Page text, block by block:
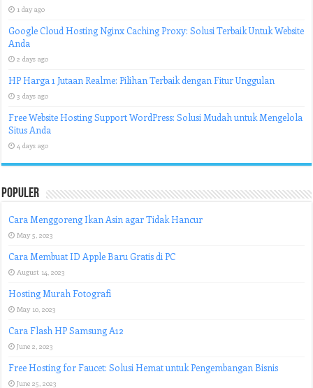
1 day ago
Google Cloud Hosting Nginx Caching Proxy: Solusi Terbaik Untuk Website
Anda
2 days ago
HP Harga 1 Jutaan Realme: Pilihan Terbaik dengan Fitur Unggulan
3 days ago
Free Website Hosting Support WordPress: Solusi Mudah untuk Mengelola
Situs Anda
4 days ago
Populer
Cara Menggoreng Ikan Asin agar Tidak Hancur
May 5, 2023
Cara Membuat ID Apple Baru Gratis di PC
August 14, 2023
Hosting Murah Fotografi
May 10, 2023
Cara Flash HP Samsung A12
June 2, 2023
Free Hosting for Faucet: Solusi Hemat untuk Pengembangan Bisnis
June 25, 2023